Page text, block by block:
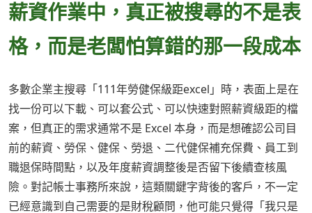
薪資作業中，真正被搜尋的不是表
格，而是老闆怕算錯的那一段成本
多數企業主搜尋「111年勞健保級距excel」時，表面上是在
找一份可以下載、可以套公式、可以快速對照薪資級距的檔
案，但真正的需求通常不是 Excel 本身，而是想確認公司目
前的薪資、勞保、健保、勞退、二代健保補充保費、員工到
職退保時間點，以及年度薪資調整後是否留下後續查核風
險。對記帳士事務所來說，這類關鍵字背後的客戶，不一定
已經意識到自己需要的是財稅顧問，他可能只覺得「我只是